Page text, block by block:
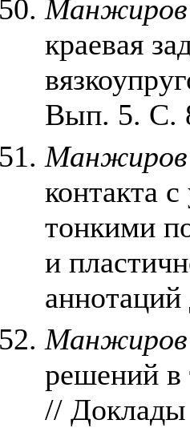
краевая
Вып. 5. С.
контакта
тонкими
и
решений в
//